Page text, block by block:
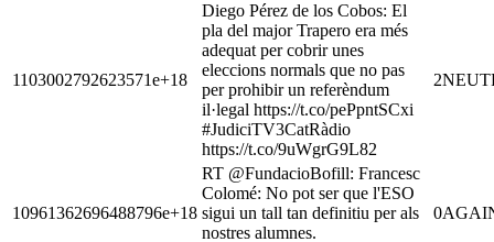
1103002792623571e+18
Diego Pérez de los Cobos: El
pla del major Trapero era més
adequat per cobrir unes
eleccions normals que no pas
per prohibir un referèndum
il·legal https://t.co/pePpntSCxi
#JudiciTV3CatRàdio
https://t.co/9uWgrG9L82
2
10961362696488796e+18
RT @FundacioBofill: Francesc
Colomé: No pot ser que l'ESO
sigui un tall tan definitiu per als
nostres alumnes.
0